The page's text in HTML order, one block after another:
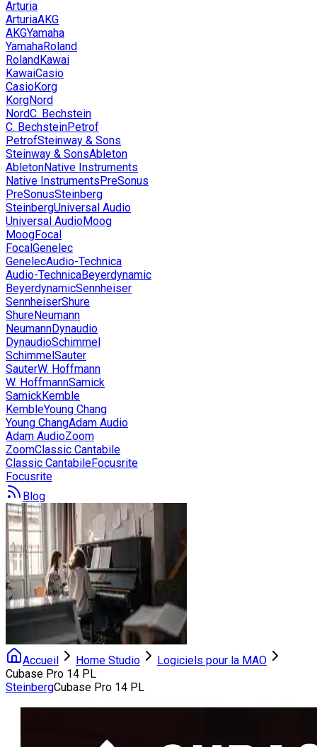
Arturia
ArturiaAKG
AKGYamaha
YamahaRoland
RolandKawai
KawaiCasio
CasioKorg
KorgNord
NordC. Bechstein
C. BechsteinPetrof
PetrofSteinway & Sons
Steinway & SonsAbleton
AbletonNative Instruments
Native InstrumentsPreSonus
PreSonusSteinberg
SteinbergUniversal Audio
Universal AudioMoog
MoogFocal
FocalGenelec
GenelecAudio-Technica
Audio-TechnicaBeyerdynamic
BeyerdynamicSennheiser
SennheiserShure
ShureNeumann
NeumannDynaudio
DynaudioSchimmel
SchimmelSauter
SauterW. Hoffmann
W. HoffmannSamick
SamickKemble
KembleYoung Chang
Young ChangAdam Audio
Adam AudioZoom
ZoomClassic Cantabile
Classic CantabileFocusrite
Focusrite
Blog
Accueil Home Studio
Logiciels pour la MAO
Cubase Pro 14 PL
SteinbergCubase Pro 14 PL